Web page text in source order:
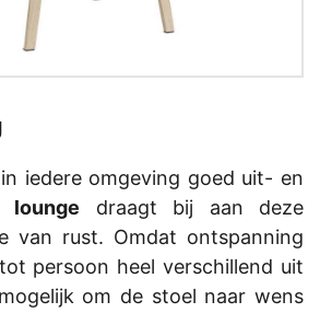
iedere omgeving goed uit- en
lounge draagt bij aan deze
van rust. Omdat ontspanning
persoon heel verschillend uit
om de stoel naar wens